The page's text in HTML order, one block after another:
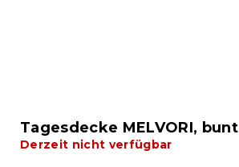
Tagesdecke MELVORI, bunt
Derzeit nicht verfügbar